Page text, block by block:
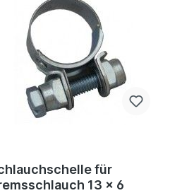
für
13 x 6